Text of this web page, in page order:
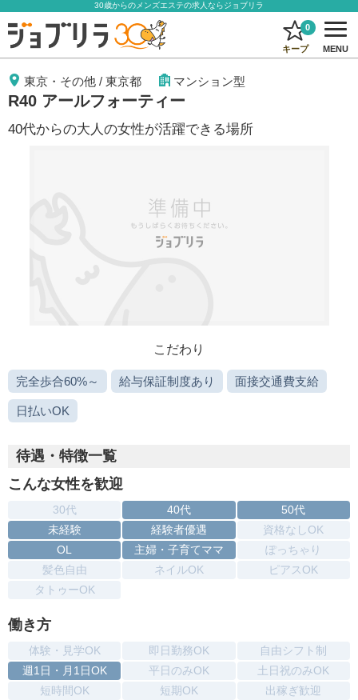
30歳からのメンズエステの求人ならジョブリラ
キープ
0
MENU
東京・その他 / 東京都 マンション型
R40 アールフォーティー
40代からの大人の女性が活躍できる場所
こだわり
完全歩合60%～ 給与保証制度あり 面接交通費支給
日払いOK
待遇・特徴一覧
こんな女性を歓迎
30代 40代
50代
未経験
経験者優遇
資格なしOK
OL
主婦・子育てママ
ぽっちゃり
髪色自由
ネイルOK
ピアスOK
タトゥーOK
働き方
体験・見学OK 即日勤務OK
自由シフト制
週1日・月1日OK
平日のみOK
土日祝のみOK
短時間OK
短期OK
出稼ぎ歓迎